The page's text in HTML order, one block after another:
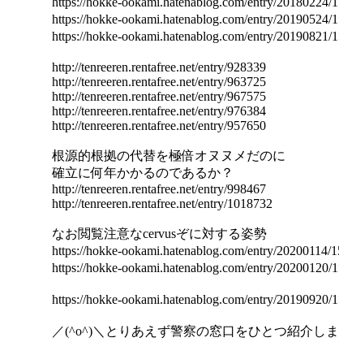
https://hokke-ookami.hatenablog.com/entry/
https://hokke-ookami.hatenablog.com/entry/
http://tenreeren.rentafree.net/entry/928339
http://tenreeren.rentafree.net/entry/963725
http://tenreeren.rentafree.net/entry/967575
http://tenreeren.rentafree.net/entry/976384
http://tenreeren.rentafree.net/entry/957650
根源的根拠の代替を極倍オヌヌメだのに
確立に何年かかるのであるか？
http://tenreeren.rentafree.net/entry/998467
http://tenreeren.rentafree.net/entry/1018732
なお閲覧注意なcervusぞに対する姿勢
https://hokke-ookami.hatenablog.com/entry/
https://hokke-ookami.hatenablog.com/entry/
https://hokke-ookami.hatenablog.com/entry/
／(^o^)＼とりあえず警察の窓口をひとつ紹介しま